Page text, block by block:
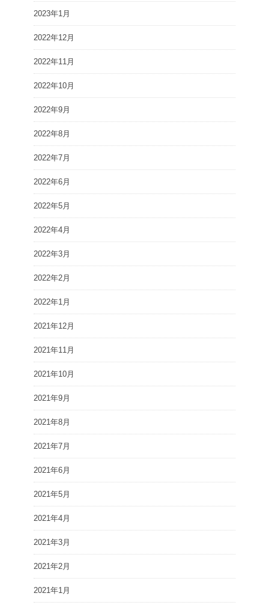
2023年1月
2022年12月
2022年11月
2022年10月
2022年9月
2022年8月
2022年7月
2022年6月
2022年5月
2022年4月
2022年3月
2022年2月
2022年1月
2021年12月
2021年11月
2021年10月
2021年9月
2021年8月
2021年7月
2021年6月
2021年5月
2021年4月
2021年3月
2021年2月
2021年1月